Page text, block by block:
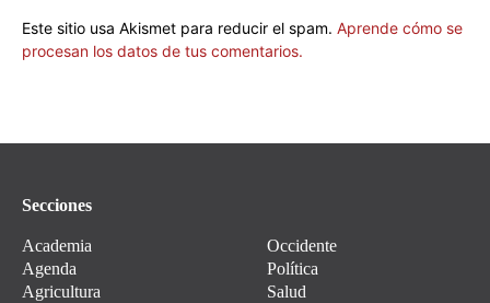
Este sitio usa Akismet para reducir el spam. Aprende cómo se
procesan los datos de tus comentarios.
Secciones
Academia
Agenda
Agricultura
Occidente
Política
Salud